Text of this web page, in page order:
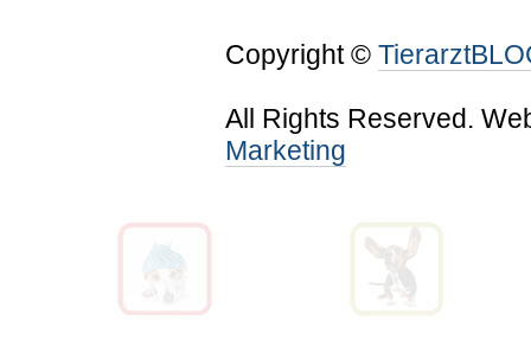
Copyright ©
All Rights Reserved.
Marketing